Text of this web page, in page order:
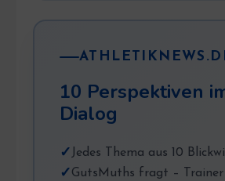
10 Perspektiven
Dialog
Jedes Thema aus 10
GutsMuths fragt –